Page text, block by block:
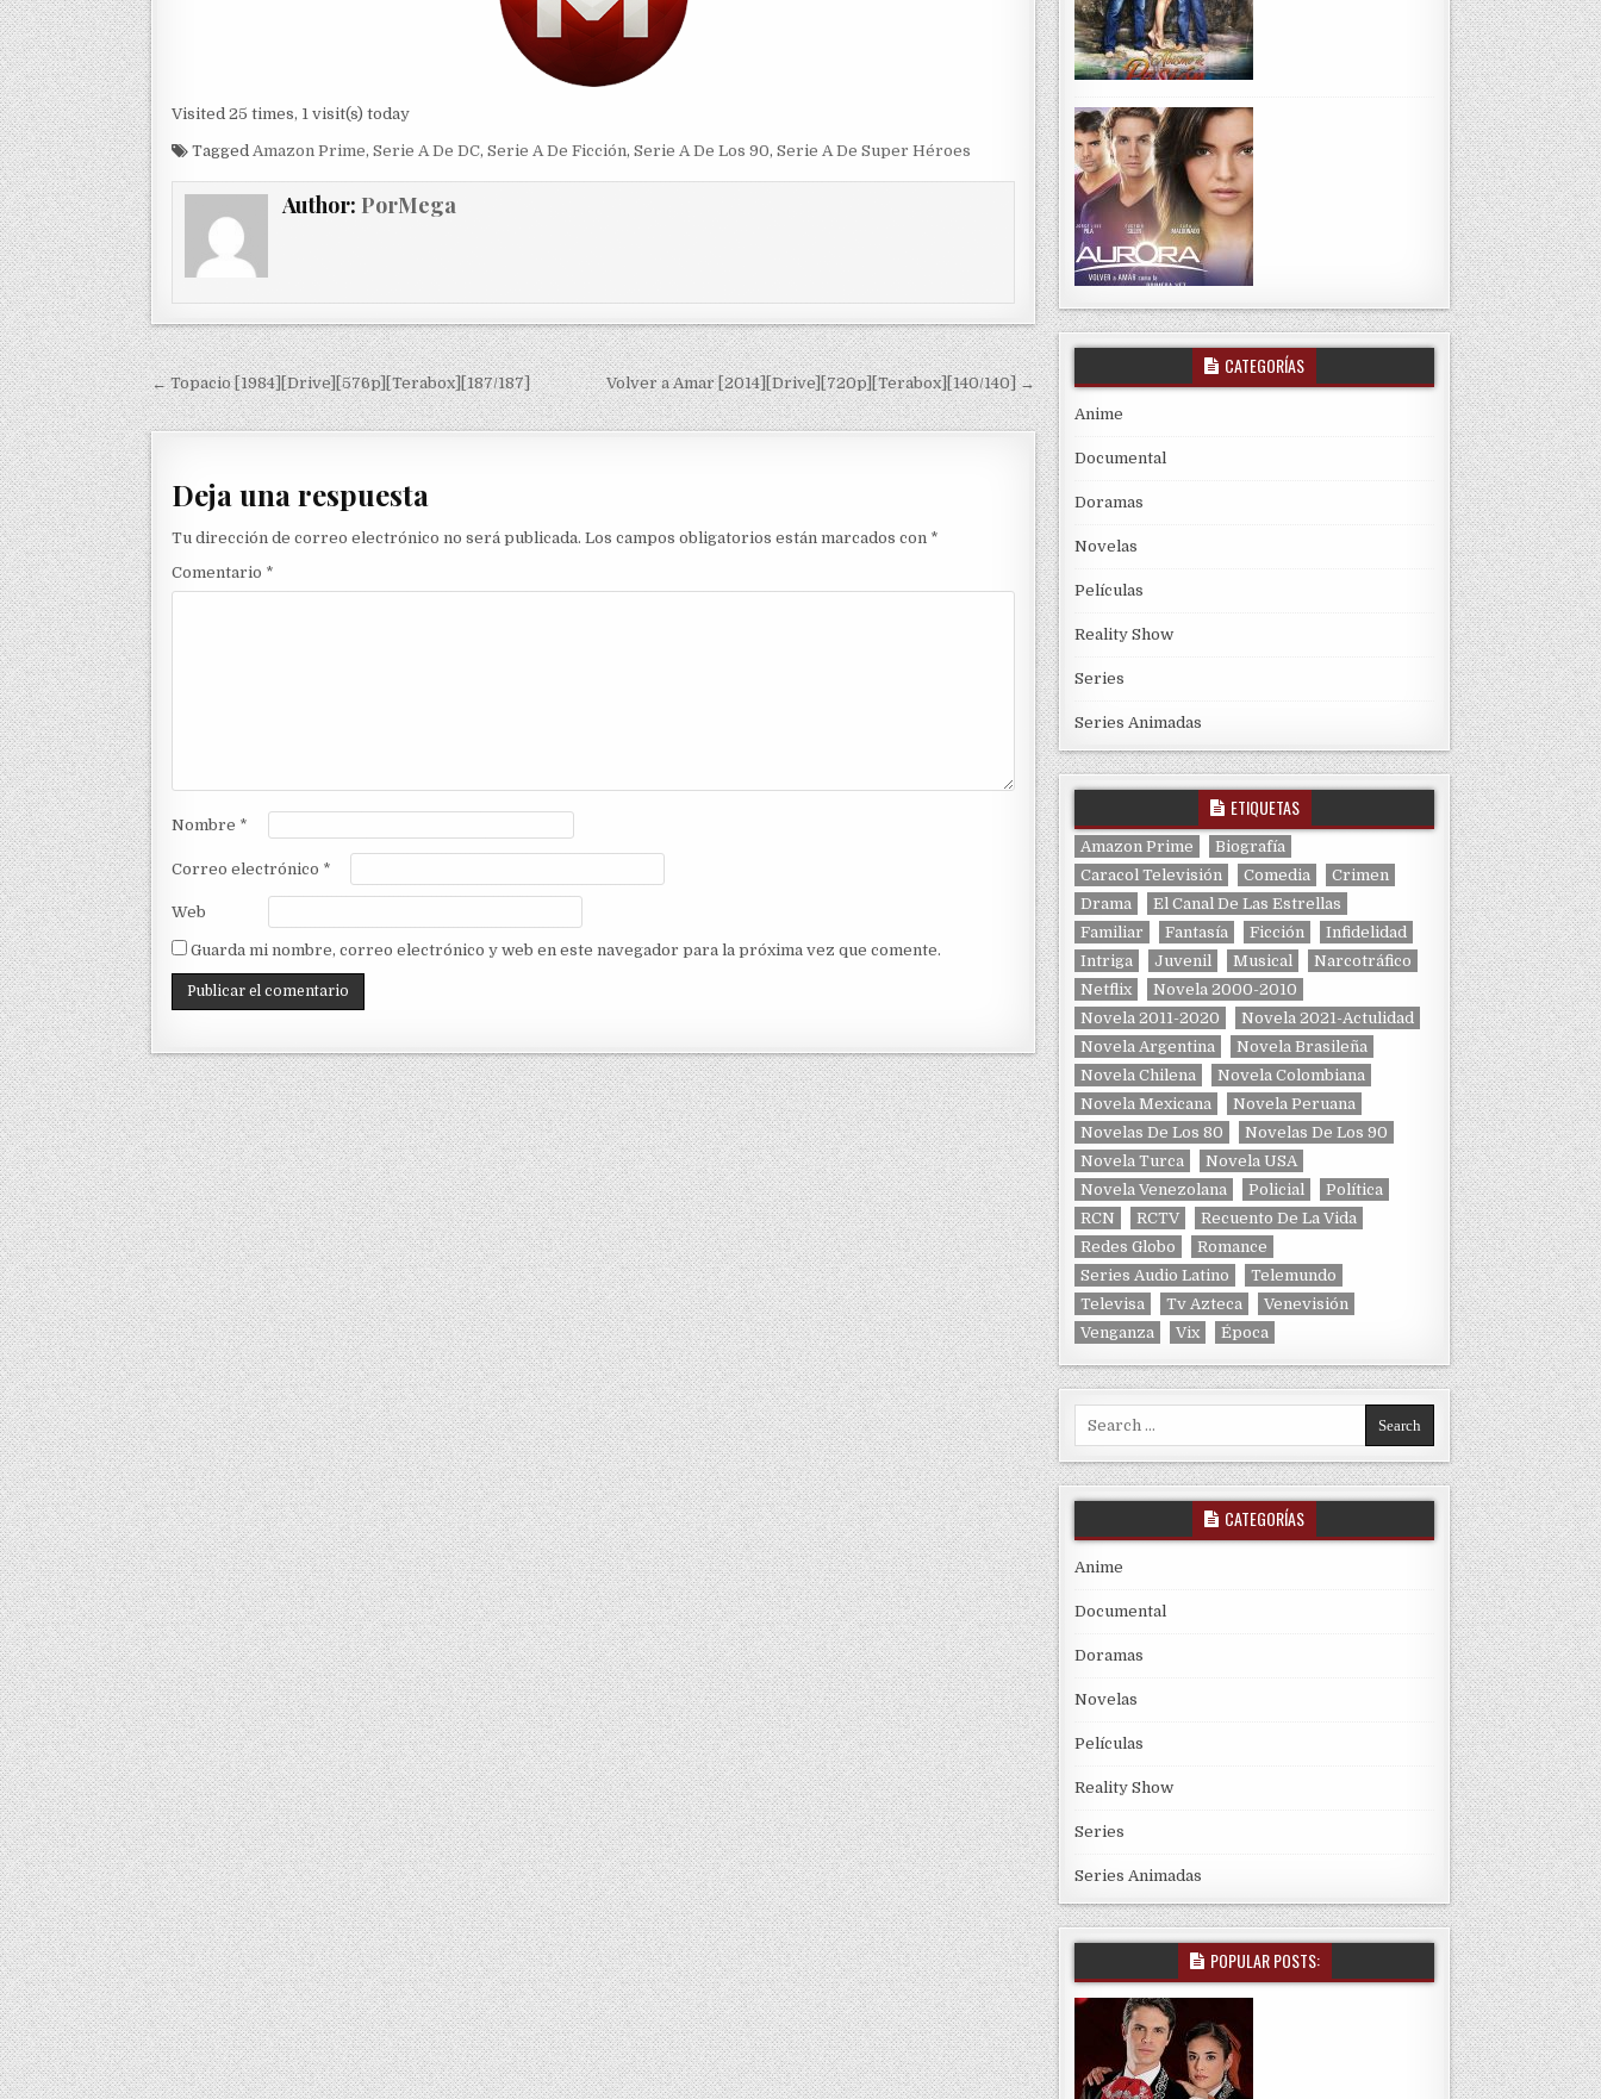
Visited 25 times, 1 visit(s) today
Tagged Amazon Prime, Serie A De DC, Serie A De Ficción, Serie A De Los 90, Serie A De Super Héroes
Author: PorMega
Navegación de entradas
← Topacio [1984][Drive][576p][Terabox][187/187] Volver a Amar [2014][Drive][720p][Terabox][140/140] →
Deja una respuesta
Tu dirección de correo electrónico no será publicada. Los campos obligatorios están marcados con *
Comentario *
Nombre *
Correo electrónico *
Web
Guarda mi nombre, correo electrónico y web en este navegador para la próxima vez que comente.
CATEGORÍAS
Anime
Documental
Doramas
Novelas
Películas
Reality Show
Series
Series Animadas
ETIQUETAS
Amazon Prime
Biografía
Caracol Televisión
Comedia
Crimen
Drama
El Canal De Las Estrellas
Familiar
Fantasía Ficción
Infidelidad
Intriga
Juvenil Musical
Narcotráfico
Netflix
Novela 2000-2010
Novela 2011-2020
Novela 2021-Actulidad
Novela Argentina
Novela Brasileña
Novela Chilena
Novela Colombiana
Novela Mexicana
Novela Peruana
Novelas De Los 80
Novelas De Los 90
Novela Turca
Novela USA
Novela Venezolana
Policial
Política
RCN
RCTV
Recuento De La Vida
Redes Globo
Romance
Series Audio Latino
Telemundo
Televisa
Tv Azteca
Venevisión
Venganza
Vix Época
Search for:
CATEGORÍAS
Anime
Documental
Doramas
Novelas
Películas
Reality Show
Series
Series Animadas
POPULAR POSTS: